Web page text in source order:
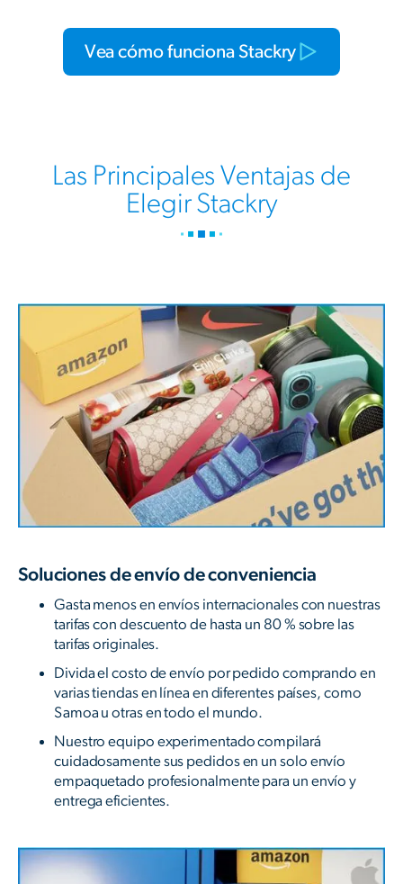
Vea cómo funciona Stackry
Las Principales Ventajas de
Elegir Stackry
Soluciones de envío de conveniencia
Gasta menos en envíos internacionales con nuestras
tarifas con descuento de hasta un 80 % sobre las
tarifas originales.
Divida el costo de envío por pedido comprando en
varias tiendas en línea en diferentes países, como
Samoa u otras en todo el mundo.
Nuestro equipo experimentado compilará
cuidadosamente sus pedidos en un solo envío
empaquetado profesionalmente para un envío y
entrega eficientes.